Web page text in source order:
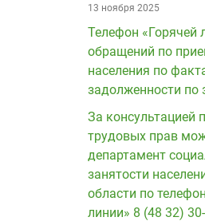
13 ноября 2025
Телефон «Горячей
обращений по
населения по
задолженности по
За консультацией
трудовых прав
департамент
занятости
области по
линии» 8 (48 32)